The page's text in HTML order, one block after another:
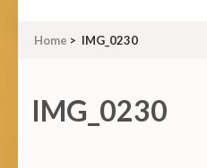
Home > IMG_0230
IMG_0230